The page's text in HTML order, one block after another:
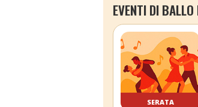
EVENTI DI
SERATA